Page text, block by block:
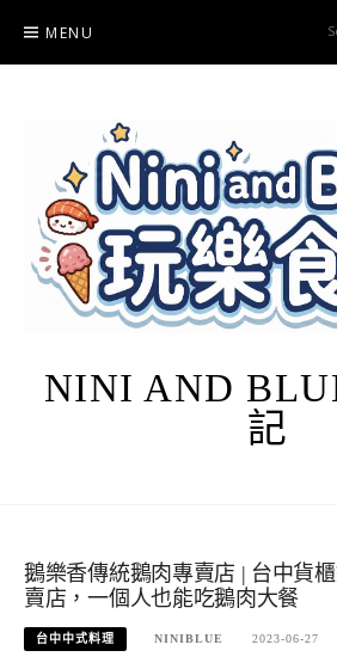
content
MENU
NINI AND
記
鵝樂香傳統鵝肉專賣店 | 台中貨
賣店，一個人也能吃鵝肉大餐
台中中式料理 NINIBLUE 2023-06-27